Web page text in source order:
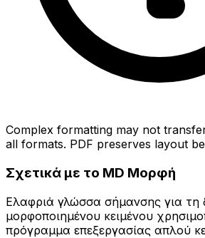
Complex formatting may not
all formats. PDF preserves layout
Σχετικά με το MD Μορφή
Ελαφριά γλώσσα σήμανσης για τη
μορφοποιημένου κειμένου
πρόγραμμα επεξεργασίας απλού